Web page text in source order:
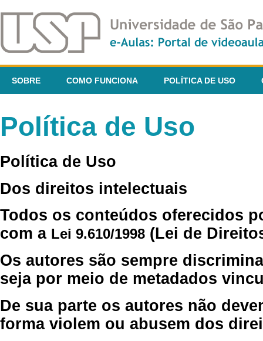
SOBRE COMO FUNCIONA POLÍTICA DE USO
Política de Uso
Política de Uso
Dos direitos intelectuais
Todos os conteúdos oferecidos
com a Lei 9.610/1998 (Lei de
Os autores são sempre
seja por meio de metadados
De sua parte os autores não
forma violem ou abusem dos